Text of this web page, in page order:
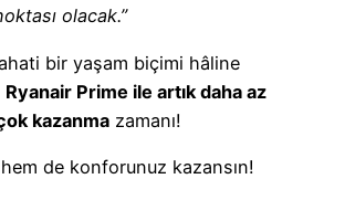
olacak.”
bir yaşam biçimi hâline
Ryanair Prime ile artık daha az
kazanma zamanı!
de konforunuz kazansın!